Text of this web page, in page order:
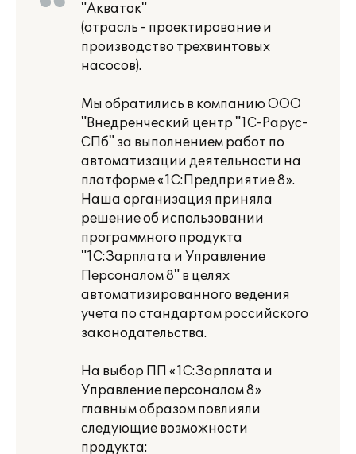
"Акваток"
(отрасль - проектирование и
производство трехвинтовых
насосов).
Мы обратились в компанию ООО
"Внедренческий центр "1С-Рарус-
СПб" за выполнением работ по
автоматизации деятельности на
платформе «1С:Предприятие 8».
Наша организация приняла
решение об использовании
программного продукта
"1С:Зарплата и Управление
Персоналом 8" в целях
автоматизированного ведения
учета по стандартам российского
законодательства.
На выбор ПП «1С:Зарплата и
Управление персоналом 8»
главным образом повлияли
следующие возможности
продукта: